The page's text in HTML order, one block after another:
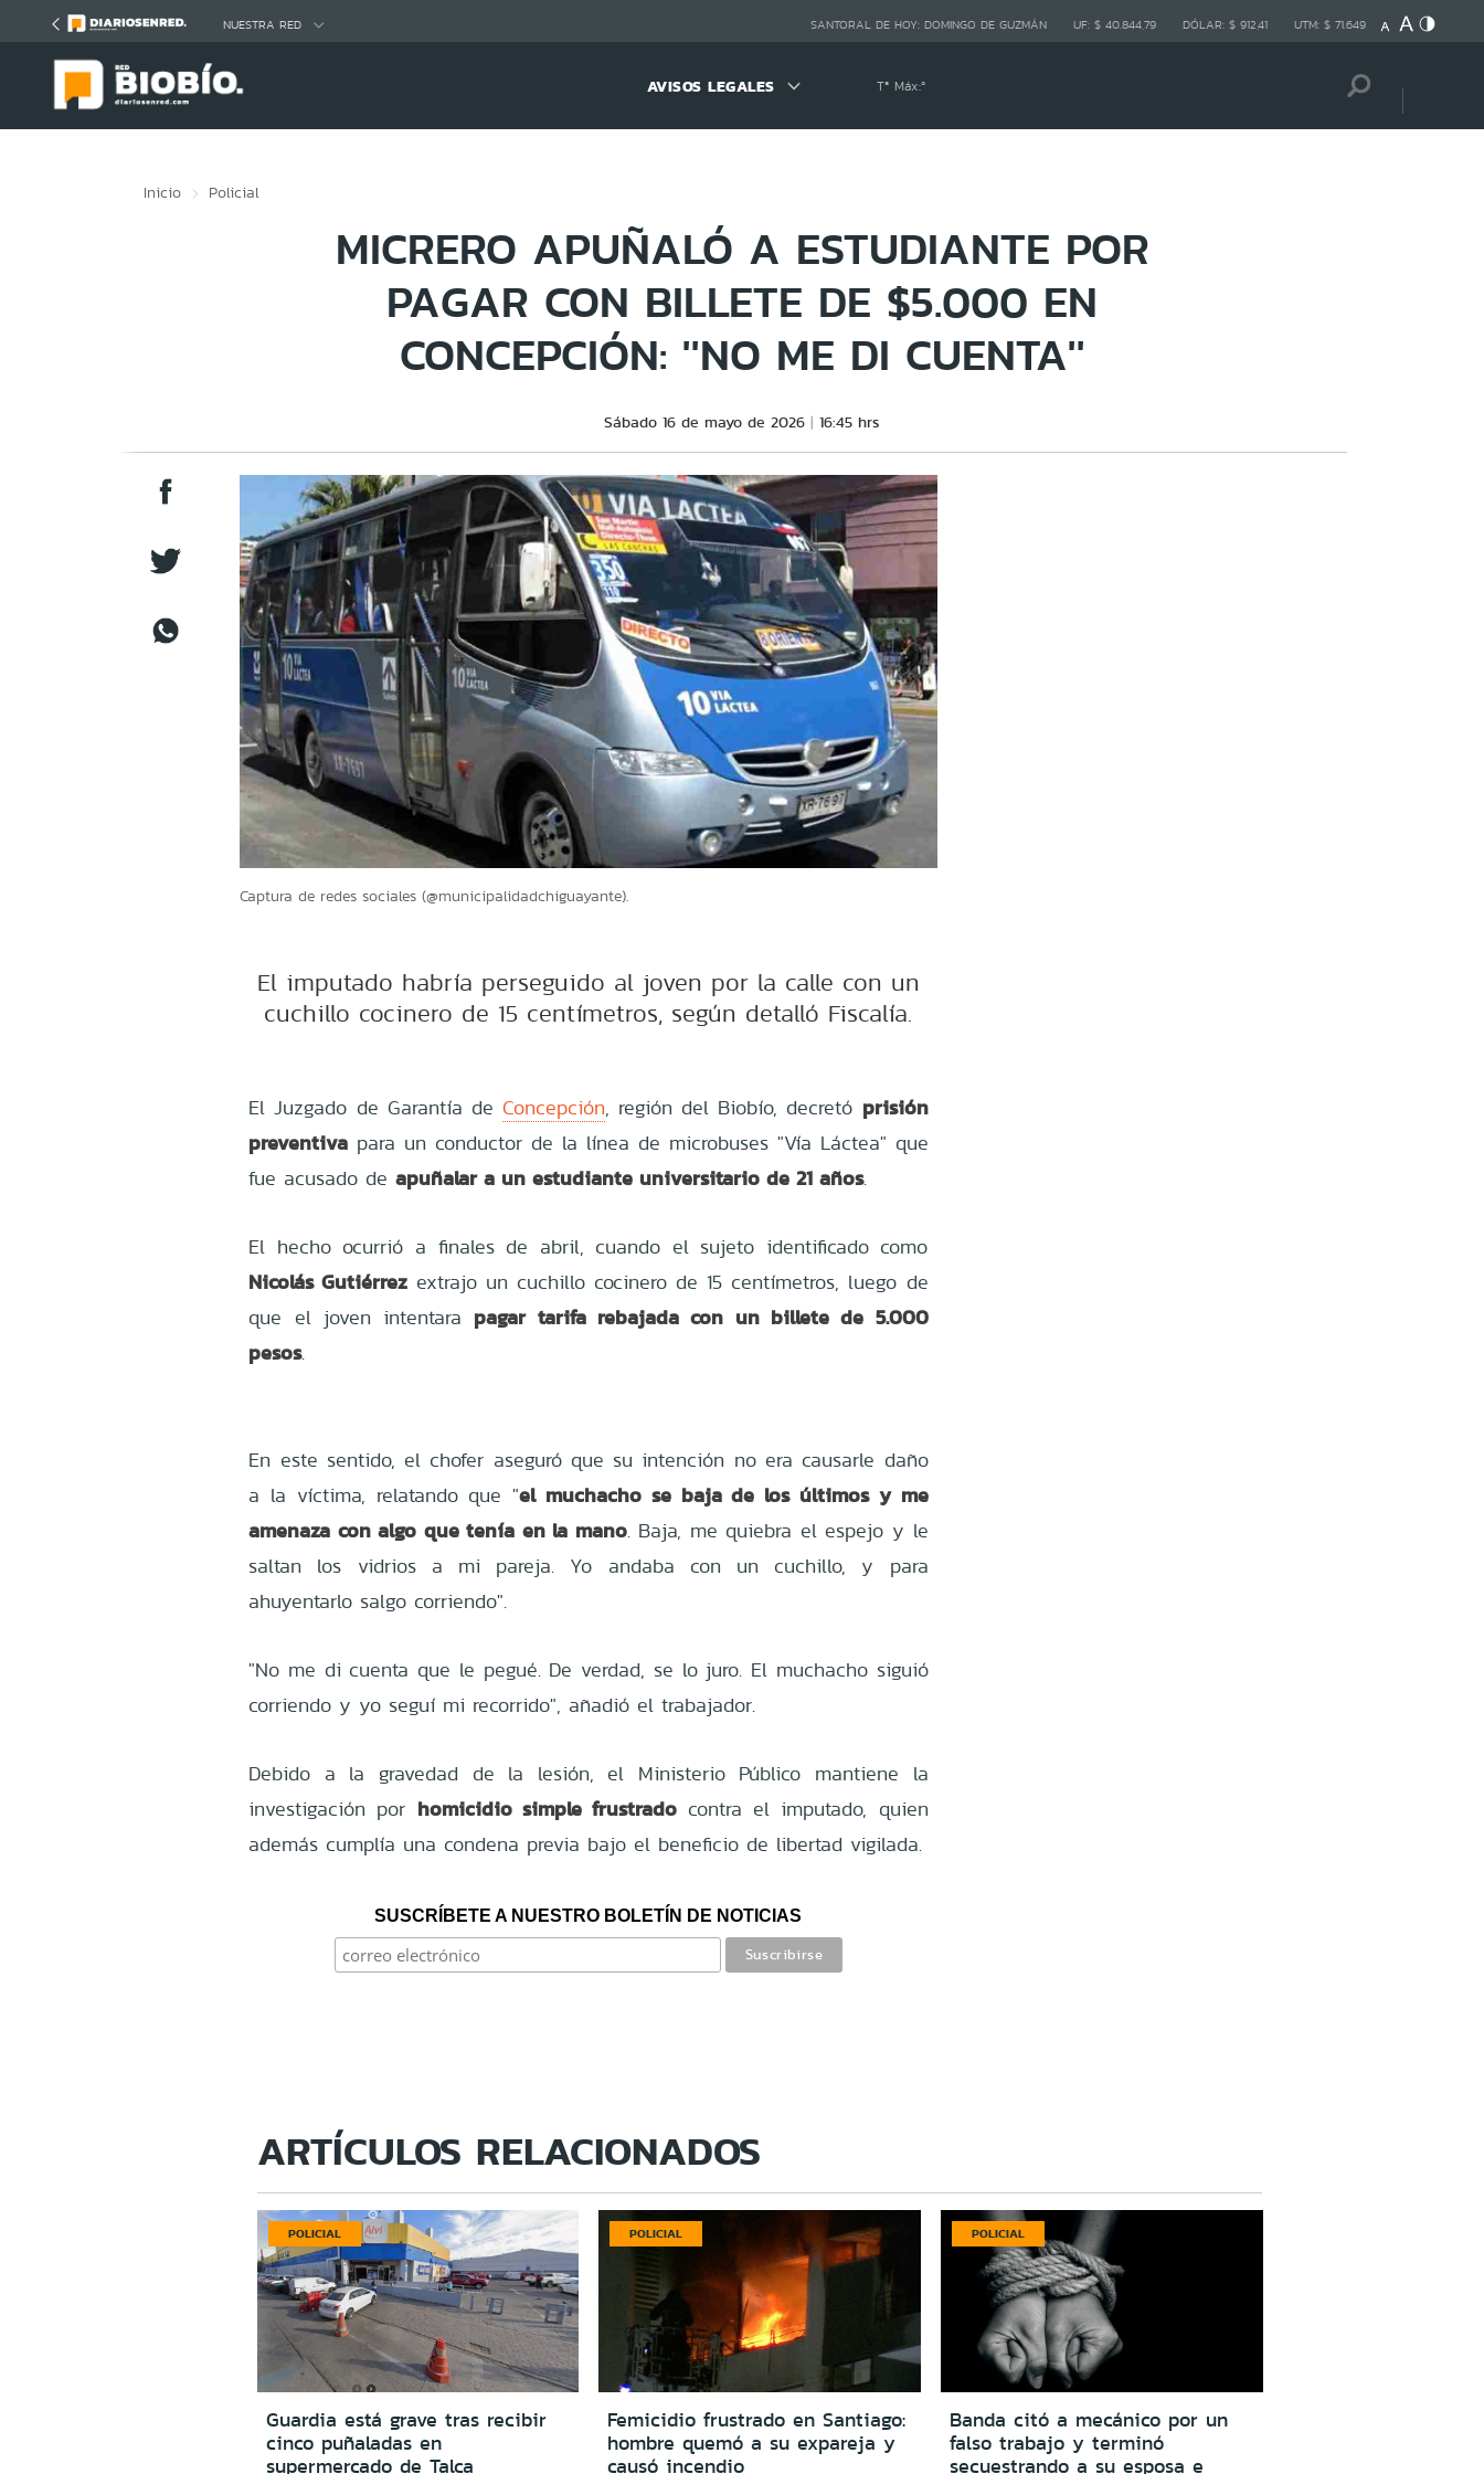
NUESTRA RED SANTORAL DE HOY: DOMINGO DE GUZMÁN UF: $ 40.844,79 DÓLAR: $ 912,41 UTM: $ 71.649
AVISOS LEGALES Tª Máx:º
Inicio Policial
MICRERO APUÑALÓ A ESTUDIANTE POR
PAGAR CON BILLETE DE $5.000 EN
CONCEPCIÓN: ''NO ME DI CUENTA''
Sábado 16 de mayo de 2026 16:45 hrs
Captura de redes sociales (@municipalidadchiguayante).
El imputado habría perseguido al joven por la calle con un
cuchillo cocinero de 15 centímetros, según detalló Fiscalía.
El Juzgado de Garantía de Concepción, región del Biobío, decretó prisión
preventiva para un conductor de la línea de microbuses "Vía Láctea" que
fue acusado deapuñalar a un estudiante universitario de 21 años.
El hecho ocurrió a finales de abril, cuando el sujeto identificado como
Nicolás Gutiérrez extrajo un cuchillo cocinero de 15 centímetros, luego de
que el joven intentara pagar tarifa rebajada con un billete de 5.000
pesos.
En este sentido, el chofer aseguró que su intención no era causarle daño
a la víctima, relatando que "el muchacho se baja de los últimos y me
amenaza con algo que tenía en la mano. Baja, me quiebra el espejo y le
saltan los vidrios a mi pareja. Yo andaba con un cuchillo, y para
ahuyentarlo salgo corriendo".
"No me di cuenta que le pegué. De verdad, se lo juro. El muchacho siguió
corriendo y yo seguí mi recorrido", añadió el trabajador.
Debido a la gravedad de la lesión, el Ministerio Público mantiene la
investigación por homicidio simple frustradocontra el imputado, quien
además cumplía una condena previa bajo el beneficio de libertad vigilada.
SUSCRÍBETE A NUESTRO BOLETÍN DE NOTICIAS
ARTÍCULOS RELACIONADOS
POLICIAL
Guardia está grave tras recibir
cinco puñaladas en
supermercado de Talca
POLICIAL
Femicidio frustrado en Santiago:
hombre quemó a su expareja y
causó incendio
POLICIAL
Banda citó a mecánico por un
falso trabajo y terminó
secuestrando a su esposa e